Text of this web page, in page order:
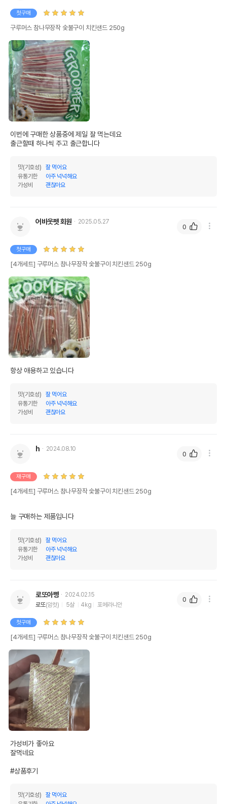
품명 및 모델명
법에 의한 인증,허가 등을
받았음을 확인할수 있는
경우 그에 대한 사항
AS책임자와 전화번호
또는 소비자상담 관련
유통기한
이후인 상품이 출고됩니다.
단, 상품명에 유통기한 명시된 경우, 해당
첫구매
구루머스 참나무장작 숯불구이 치킨샌드 250g
이번에 구매한 상품중에 제일 잘 먹는데요
출근할때 하나씩 주고 출근합니다
맛(기호성)
잘 먹어요
유통기한
아주 넉넉해요
가성비
괜찮아요
어바웃펫 회원 2025.05.27
첫구매
[4개세트] 구루머스 참나무장작 숯불구이 치킨샌드 250g
항상 애용하고 있습니다
맛(기호성)
잘 먹어요
유통기한
아주 넉넉해요
가성비
괜찮아요
0
h 2024.08.10
재구매
[4개세트] 구루머스 참나무장작 숯불구이 치킨샌드 250g
늘 구매하는 제품입니다
맛(기호성)
잘 먹어요
유통기한
아주 넉넉해요
가성비
괜찮아요
0
로또아빵
2024.02.15
로또(암컷) 5살 4kg 포메라니안
첫구매
[4개세트] 구루머스 참나무장작 숯불구이 치킨샌드 250g
가성비가 좋아요
잘먹네요
#상품후기
맛(기호성)
잘 먹어요
0